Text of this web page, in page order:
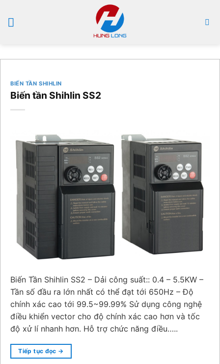
qua
nội
BIẾN TẦN SHIHLIN
Biến tần Shihlin SS2
Biến Tần Shihlin SS2 – Dải công suất:: 0.4 – 5.5KW –
Tần số đầu ra lớn nhất có thể đạt tới 650Hz – Độ
chính xác cao tới 99.5~99.99% Sử dụng công nghệ
điều khiển vector cho độ chính xác cao hơn và tốc
độ xử lí nhanh hơn. Hỗ trợ chức năng điều…..
Tiếp tục đọc →